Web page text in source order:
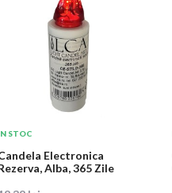
STOC
Electronica
Alba, 365 Zile